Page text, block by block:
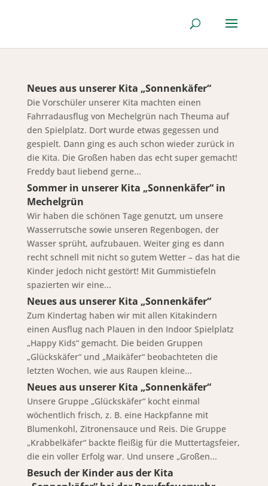
Neues aus unserer Kita „Sonnenkäfer“
Die Vorschüler unserer Kita machten einen
Fahrradausflug von Mechelgrün nach Theuma auf
den Spielplatz. Dort wurde etwas gegessen und
gespielt. Dann ging es auch schon wieder zurück in
die Kita. Die Großen haben das echt super gemacht!
Freddy baut liebend gerne...
Sommer in unserer Kita „Sonnenkäfer“ in
Mechelgrün
Wir haben die schönen Tage genutzt, um unsere
Wasserrutsche sowie unseren Regenbogen, der
Wasser sprüht, aufzubauen. Weiter ging es dann
recht schnell mit nicht so gutem Wetter – das hat die
Kinder jedoch nicht gestört! Mit Gummistiefeln
spazierten wir eine...
Neues aus unserer Kita „Sonnenkäfer“
Zum Kindertag haben wir mit allen Kitakindern
einen Ausflug nach Plauen in den Indoor Spielplatz
„Happy Kids“ gemacht. Die beiden Gruppen
„Glückskäfer“ und „Maikäfer“ beobachteten die
letzten Wochen, wie aus Raupen kleine...
Neues aus unserer Kita „Sonnenkäfer“
Unsere Gruppe „Glückskäfer“ kocht einmal
wöchentlich frisch, z. B. eine Hackpfanne mit
Blumenkohl, Zitronensauce und Reis. Die Gruppe
„Krabbelkäfer“ backte fleißig für die Muttertagsfeier,
die ein voller Erfolg war. Und unsere „Großen...
Besuch der Kinder aus der Kita